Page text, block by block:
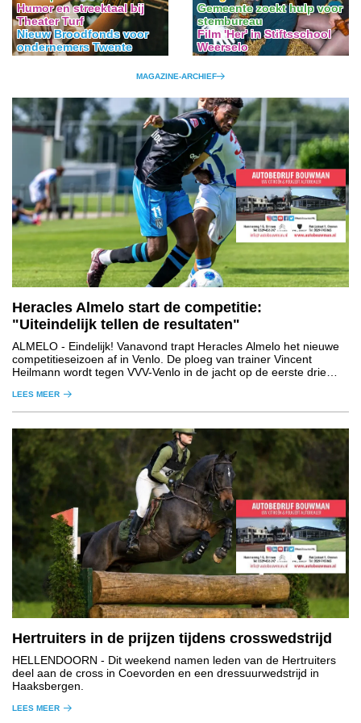
Humor en streektaal bij
Theater Turf
Nieuw Broodfonds voor
ondernemers Twente
Gemeente zoekt hulp voor
stembureau
Film 'Her' in Stiftsschool
Weerselo
MAGAZINE-ARCHIEF
Heracles Almelo start de competitie:
"Uiteindelijk tellen de resultaten"
ALMELO - Eindelijk! Vanavond trapt Heracles Almelo het nieuwe
competitieseizoen af in Venlo. De ploeg van trainer Vincent
Heilmann wordt tegen VVV-Venlo in de jacht op de eerste drie
LEES MEER
Hertruiters in de prijzen tijdens crosswedstrijd
HELLENDOORN - Dit weekend namen leden van de Hertruiters
deel aan de cross in Coevorden en een dressuurwedstrijd in
Haaksbergen.
LEES MEER